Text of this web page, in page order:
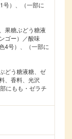
号）、（一部に
果糖ぶどう糖液
ゴー）／酸味
4号）、（一部に
どう糖液糖、ゼ
、香料、光沢
にもも・ゼラチ